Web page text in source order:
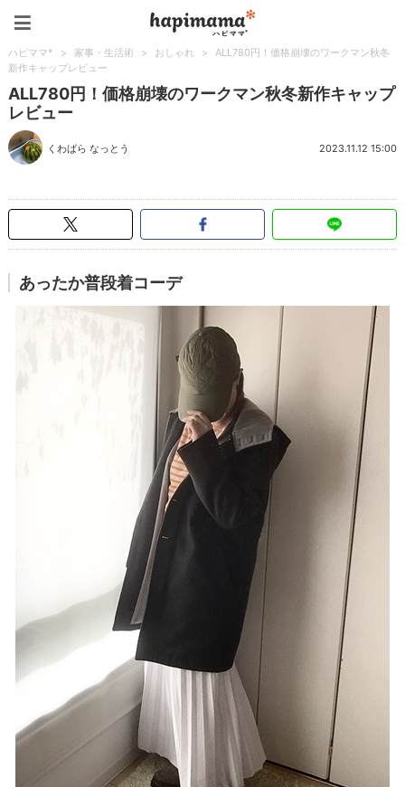
ハピママ* > 家事・生活術 > おしゃれ >
ALL780円！価格崩壊のワークマン秋冬
新作キャップレビュー
ALL780円！価格崩壊のワークマン秋冬新作キャップ
レビュー
くわばら なっとう 2023.11.12 15:00
あったか普段着コーデ